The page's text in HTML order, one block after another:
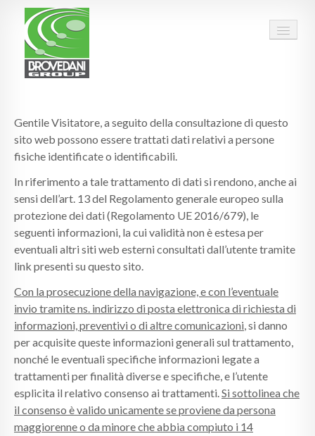
GRUPPO
PERSONE
DATI
QUALITÀ
ESG
CARRIERA
CALENDARI
NEWS
CONTATTI
Gentile Visitatore, a seguito della consultazione di questo
sito web possono essere trattati dati relativi a persone
fisiche identificate o identificabili.
In riferimento a tale trattamento di dati si rendono, anche ai
sensi dell’art. 13 del Regolamento generale europeo sulla
protezione dei dati (Regolamento UE 2016/679), le
seguenti informazioni, la cui validità non è estesa per
eventuali altri siti web esterni consultati dall’utente tramite
link presenti su questo sito.
Con la prosecuzione della navigazione, e con l’eventuale
invio tramite ns. indirizzo di posta elettronica di richiesta di
informazioni, preventivi o di altre comunicazioni, si danno
per acquisite queste informazioni generali sul trattamento,
nonché le eventuali specifiche informazioni legate a
trattamenti per finalità diverse e specifiche, e l’utente
esplicita il relativo consenso ai trattamenti.Si sottolinea che
il consenso è valido unicamente se proviene da persona
maggiorenne o da minore che abbia compiuto i 14